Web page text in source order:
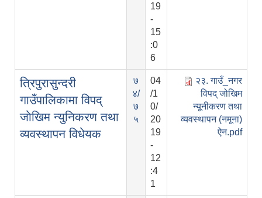
19
-
15
:0
6
त्रिपुरासुन्दरी
गाउँपालिकामा विपद्
जाेखिम न्युनिकरण तथा
व्यवस्थापन विधेयक
७
४/
७
५
04
/1
0/
20
19
-
12
:4
1
२३. गाउँ_नगर
विपद् जोखिम
न्यूनीकरण तथा
व्यवस्थापन (नमूना)
ऐन.pdf